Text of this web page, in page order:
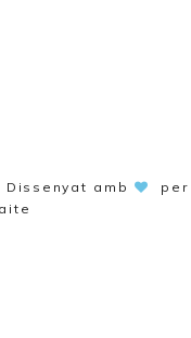
. Dissenyat amb
per